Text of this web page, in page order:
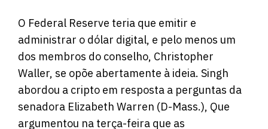
O Federal Reserve teria que emitir e
administrar o dólar digital, e pelo menos um
dos membros do conselho, Christopher
Waller, se opõe abertamente à ideia. Singh
abordou a cripto em resposta a perguntas da
senadora Elizabeth Warren (D-Mass.), Que
argumentou na terça-feira que as